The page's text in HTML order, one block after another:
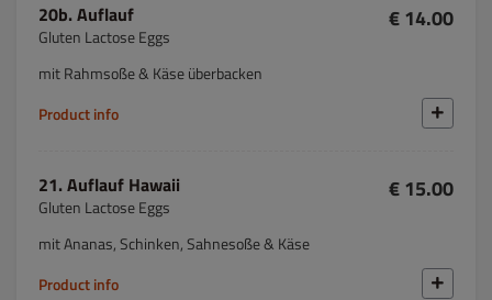
20b. Auflauf
Gluten Lactose Eggs
€ 14.00
mit Rahmsoße & Käse überbacken
Product info
21. Auflauf Hawaii
Gluten Lactose Eggs
€ 15.00
mit Ananas, Schinken, Sahnesoße & Käse
Product info